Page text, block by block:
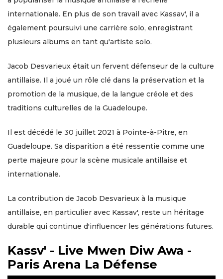
internationale. En plus de son travail avec Kassav', il a
également poursuivi une carrière solo, enregistrant
plusieurs albums en tant qu'artiste solo.
Jacob Desvarieux était un fervent défenseur de la culture
antillaise. Il a joué un rôle clé dans la préservation et la
promotion de la musique, de la langue créole et des
traditions culturelles de la Guadeloupe.
Il est décédé le 30 juillet 2021 à Pointe-à-Pitre, en
Guadeloupe. Sa disparition a été ressentie comme une
perte majeure pour la scène musicale antillaise et
internationale.
La contribution de Jacob Desvarieux à la musique
antillaise, en particulier avec Kassav', reste un héritage
durable qui continue d'influencer les générations futures.
Kassv' - Live Mwen Diw Awa -
Paris Arena La Défense